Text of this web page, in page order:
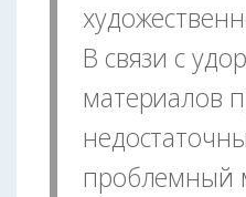
В связи с
материалов